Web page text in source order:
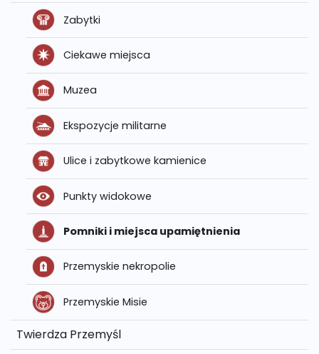
Zabytki
Ciekawe miejsca
Muzea
Ekspozycje militarne
Ulice i zabytkowe kamienice
Punkty widokowe
Pomniki i miejsca upamiętnienia
Przemyskie nekropolie
Przemyskie Misie
Twierdza Przemyśl